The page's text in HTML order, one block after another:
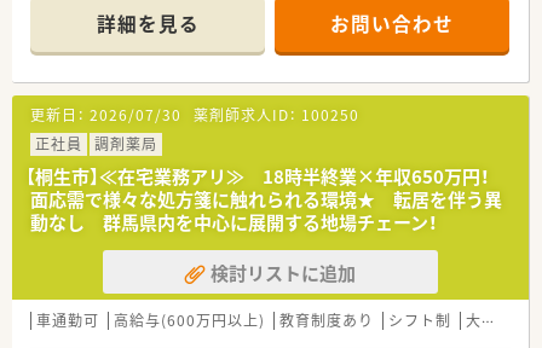
■研修制度は様々なプランがあり、集合研修だけでなく任意で受
講可能な研修も幅広く用意されています
■店舗で活躍する従業員、社外で活躍する従業員、将来経営幹部
となる従業員など、薬剤師として様々な活躍ができるフィールド
を用意されています
■総合薬剤師・調剤薬剤師（土日休み・19時までの勤務）どちらか
の働き方を選択できます
■調剤併設型だけでなく「医療モール・クリニック併設店舗」「敷
地内薬局」「訪問調剤特化型店舗」など様々な店舗を運営してい
ます
■在宅医療にも積極的取り組んでおり「訪問調剤特化型店舗」を
50店舗以上、無菌調剤室は業界最多の51店舗設置しています
■「プラチナくるみん認定企業」「健康経営優良法人2023（大規模
法人部門）認定」等を取得し一人ひとりが働きやすい環境が整備
されています
詳細を見る お問い合わせ
更新日： 2026/07/30 薬剤師求人ID： 100250
正社員
調剤薬局
【桐生市】≪在宅業務アリ≫ 18時半終業×年収650万円！
面応需で様々な処方箋に触れられる環境★ 転居を伴う異
動なし 群馬県内を中心に展開する地場チェーン！
検討リストに追加
車通勤可 高給与(600万円以上) 教育制度あり シフト制 大手チェーン以外